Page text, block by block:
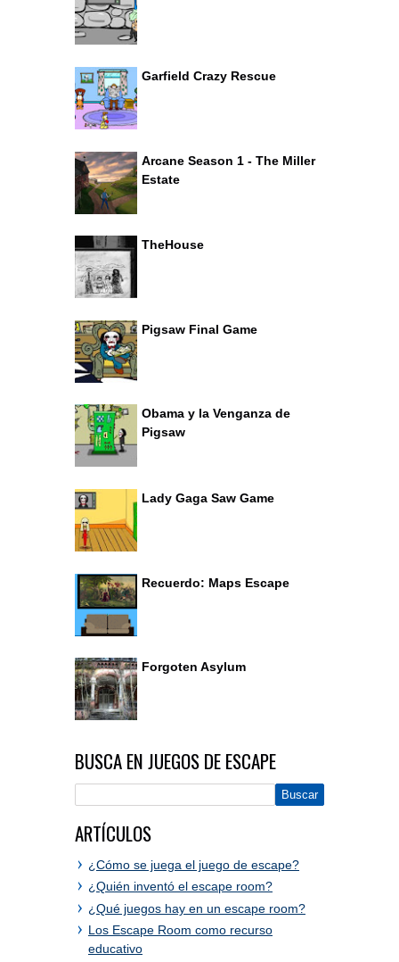
Garfield Crazy Rescue
Arcane Season 1 - The Miller
Estate
TheHouse
Pigsaw Final Game
Obama y la Venganza de
Pigsaw
Lady Gaga Saw Game
Recuerdo: Maps Escape
Forgoten Asylum
BUSCA EN JUEGOS DE ESCAPE
ARTÍCULOS
¿Cómo se juega el juego de escape?
¿Quién inventó el escape room?
¿Qué juegos hay en un escape room?
Los Escape Room como recurso
educativo